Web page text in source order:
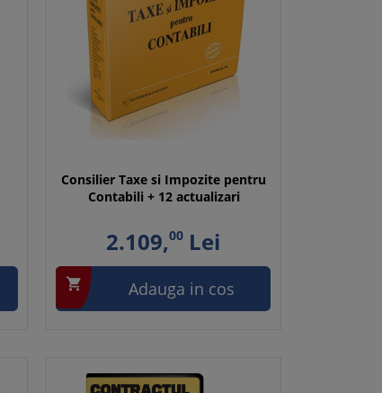
Consilier Taxe si Impozite pentru
Contabili + 12 actualizari
2.109,00 Lei
 Adauga in cos